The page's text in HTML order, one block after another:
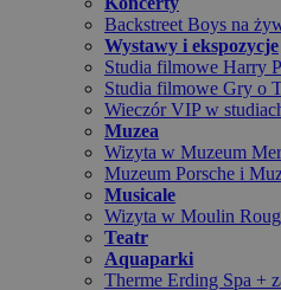
Backstreet Boys na
Wystawy i ekspozycje
Studia filmowe Harry
Studia filmowe Gry o
Wieczór VIP w
Muzea
Wizyta w Muzeum
Muzeum Porsche i
Musicale
Wizyta w Moulin
Teatr
Aquaparki
Therme Erding Spa +